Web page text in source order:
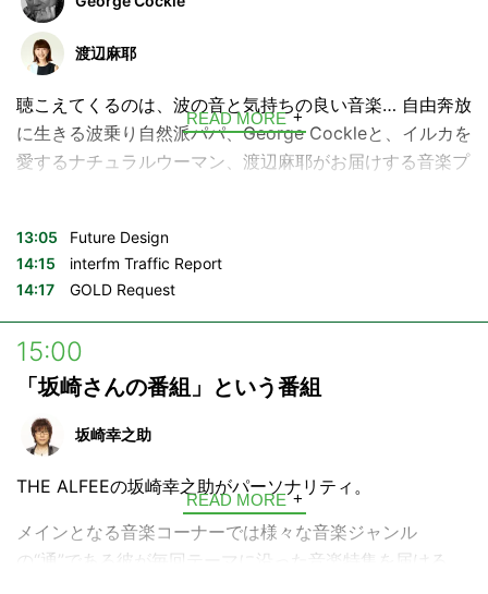
大好物は音楽、海、家族、友達、そしてリスナーのあなた
からのメッセージ。George&麻耶と一緒に LAZYな休日を
お楽しみ下さい♪
▼Causette.Joli presents Radio Beauté
OA 毎月第2日曜13:35-
"指先から花、咲う" 日本製ネイルブランド Causette.Joli
フスタイルを考えていくスペシャルコーナー。
---
Causette.Joli
渡辺麻耶
聴こえてくるのは、波の音と気持ちの良い音楽… 自由奔放
に生きる波乗り自然派パパ、George Cockleと、イルカを
愛するナチュラルウーマン、渡辺麻耶がお届けする音楽プ
興味のないことは一瞬で忘れるけれど、大好きな曲の情報
は何年 経っても覚えてる…！そんな生きる音楽辞典、
George Cockleが、日曜日のお昼にぴったりなグッドミュ
ージックをセレクト。素敵なミュージシャンや、海にまつ
わるゲストをお迎えすることも。
大好物は音楽、海、家族、友達、そしてリスナーのあなた
からのメッセージ。George&麻耶と一緒に LAZYな休日を
お楽しみ下さい♪
▼Causette.Joli presents Radio Beauté
OA 毎月第2日曜13:35-
"指先から花、咲う" 日本製ネイルブランド Causette.Joli
READ MORE
13:05
Future Design
14:15
interfm Traffic Report
14:17
GOLD Request
15:00
「坂崎さんの番組」という番組
坂崎幸之助
THE ALFEEの坂崎幸之助がパーソナリティ。
メインとなる音楽コーナーでは様々な音楽ジャンル
の“通”である彼が毎回テーマに沿った音楽特集を届ける。
READ MORE